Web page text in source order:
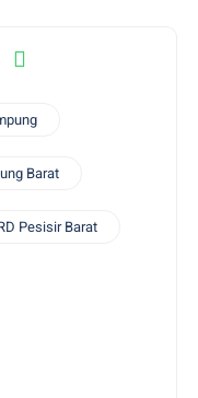
Barat
Pesisir Barat